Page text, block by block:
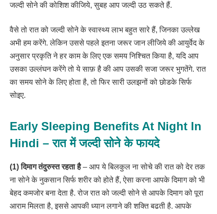
जल्दी सोने की कोशिश कीजिये, सुबह आप जल्दी उठ सकते हैं.
वैसे तो रात को जल्दी सोने के स्वास्थ्य लाभ बहुत सारे हैं, जिनका उल्लेख
अभी हम करेंगे. लेकिन उससे पहले इतना जरूर जान लीजिये की आयुर्वेद के
अनुसार प्रकृति ने हर काम के लिए एक समय निश्चित किया है, यदि आप
उसका उल्लंघन करेंगे तो ये साफ़ है की आप उसकी सजा जरूर भुगतेंगे. रात
का समय सोने के लिए होता है, तो फिर सारी उलझनों को छोडके सिर्फ
सोइए.
Early Sleeping Benefits At Night In
Hindi – रात में जल्दी सोने के फायदे
(1) दिमाग तंदुरुस्त रहता है– आप ये बिलकुल ना सोचे की रात को देर तक
ना सोने के नुकसान सिर्फ शरीर को होते हैं, ऐसा करना आपके दिमाग को भी
बेहद कमजोर बना देता है. रोज रात को जल्दी सोने से आपके दिमाग को पूरा
आराम मिलता है, इससे आपकी ध्यान लगाने की शक्ति बढती है. आपके